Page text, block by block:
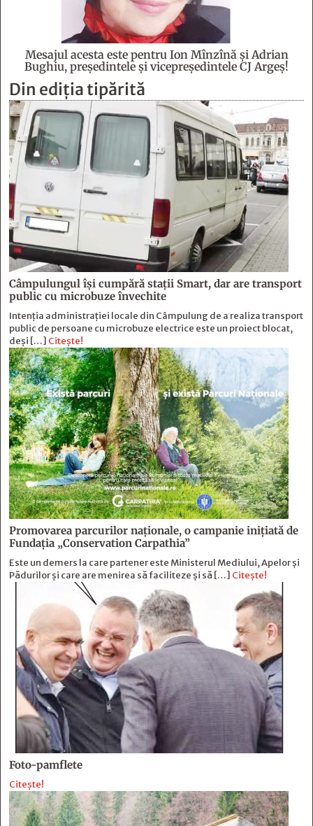
Mesajul acesta este pentru Ion Mînzînă şi Adrian
Bughiu, preşedintele şi vicepreşedintele CJ Argeş!
Din ediția tipărită
Câmpulungul îşi cumpără staţii Smart, dar are transport
public cu microbuze învechite
Intenția administrației locale din Câmpulung de a realiza transport
public de persoane cu microbuze electrice este un proiect blocat,
deși […] Citește!
Promovarea parcurilor naționale, o campanie inițiată de
Fundația „Conservation Carpathia”
Este un demers la care partener este Ministerul Mediului, Apelor și
Pădurilor și care are menirea să faciliteze și să […] Citește!
Foto-pamflete
Citește!